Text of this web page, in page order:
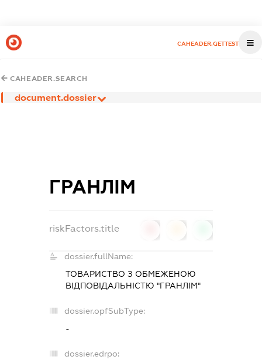
CAHEADER.GETTEST
CAHEADER.SEARCH
document.dossier
ГРАНЛІМ
riskFactors.title
dossier.fullName:
ТОВАРИСТВО З ОБМЕЖЕНОЮ
ВІДПОВІДАЛЬНІСТЮ "ГРАНЛІМ"
dossier.opfSubType:
-
dossier.edrpo: